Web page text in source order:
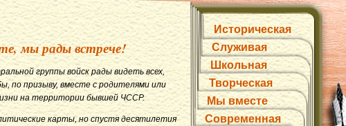
мы рады встрече!
группы войск рады видеть всех,
по призыву, вместе с родителями или
на территории бывшей ЧССР.
карты, но спустя десятилетия
Историческая
Служивая
Школьная
Творческая
Мы вместе
Современная